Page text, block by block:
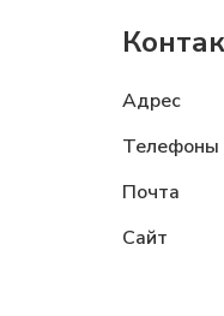
Адрес
Телефоны
Почта
Сайт